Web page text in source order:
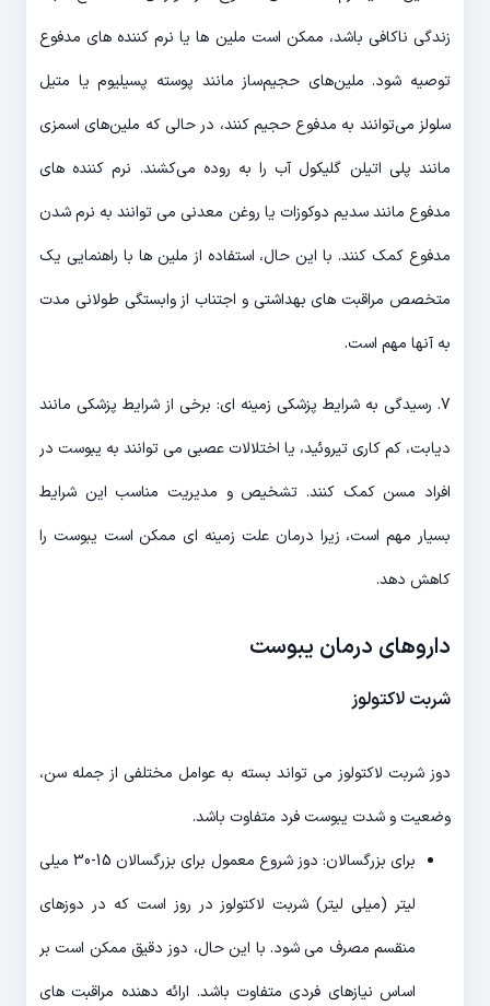
زندگی ناکافی باشد، ممکن است ملین ها یا نرم کننده های مدفوع
توصیه شود. ملین‌های حجیم‌ساز مانند پوسته پسیلیوم یا متیل
سلولز می‌توانند به مدفوع حجیم کنند، در حالی که ملین‌های اسمزی
مانند پلی اتیلن گلیکول آب را به روده می‌کشند. نرم کننده های
مدفوع مانند سدیم دوکوزات یا روغن معدنی می توانند به نرم شدن
مدفوع کمک کنند. با این حال، استفاده از ملین ها با راهنمایی یک
متخصص مراقبت های بهداشتی و اجتناب از وابستگی طولانی مدت
به آنها مهم است.
7. رسیدگی به شرایط پزشکی زمینه ای: برخی از شرایط پزشکی مانند
دیابت، کم کاری تیروئید، یا اختلالات عصبی می توانند به یبوست در
افراد مسن کمک کنند. تشخیص و مدیریت مناسب این شرایط
بسیار مهم است، زیرا درمان علت زمینه ای ممکن است یبوست را
کاهش دهد.
داروهای درمان یبوست
شربت لاکتولوز
دوز شربت لاکتولوز می تواند بسته به عوامل مختلفی از جمله سن،
وضعیت و شدت یبوست فرد متفاوت باشد.
برای بزرگسالان: دوز شروع معمول برای بزرگسالان 15-30 میلی
لیتر (میلی لیتر) شربت لاکتولوز در روز است که در دوزهای
منقسم مصرف می شود. با این حال، دوز دقیق ممکن است بر
اساس نیازهای فردی متفاوت باشد. ارائه دهنده مراقبت های